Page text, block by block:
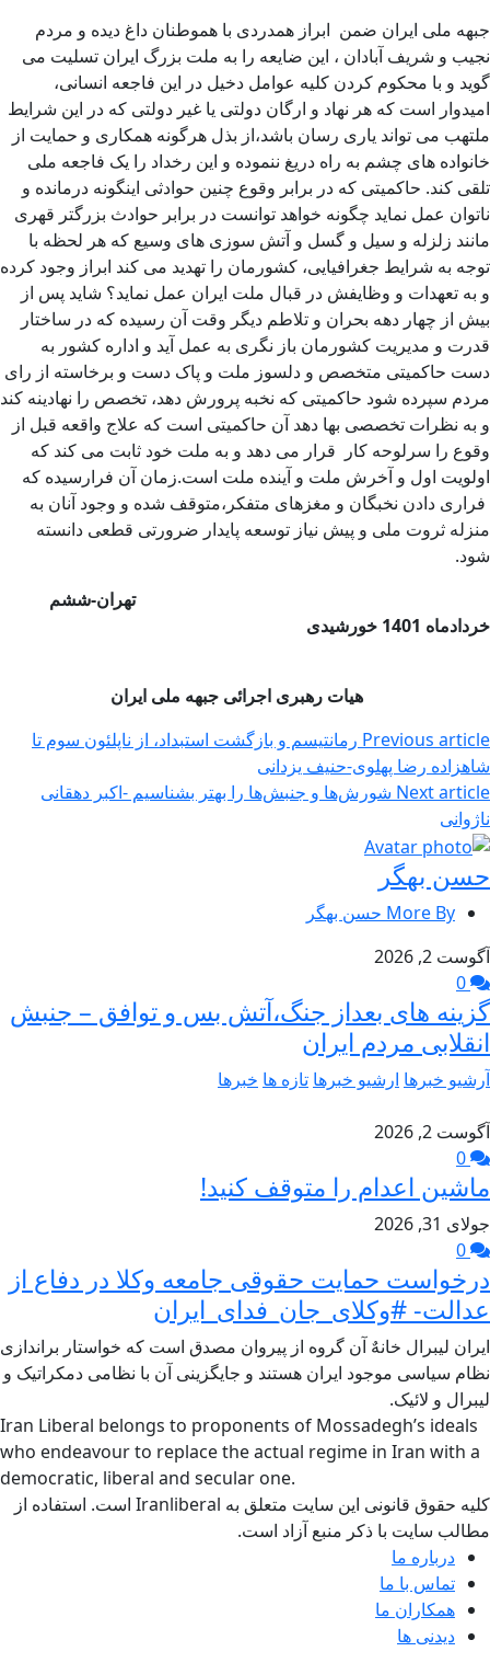
جبهه ملی ایران ضمن ابراز همدردی با هموطنان داغ دیده و مردم
نجیب و شریف آبادان ، این ضایعه را به ملت بزرگ ایران تسلیت می
گوید و با محکوم کردن کلیه عوامل دخیل در این فاجعه انسانی،
امیدوار است که هر نهاد و ارگان دولتی یا غیر دولتی که در این شرایط
ملتهب می تواند یاری رسان باشد،از بذل هرگونه همکاری و حمایت از
خانواده های چشم به راه دریغ ننموده و این رخداد را یک فاجعه ملی
تلقی کند. حاکمیتی که در برابر وقوع چنین حوادثی اینگونه درمانده و
ناتوان عمل نماید چگونه خواهد توانست در برابر حوادث بزرگتر قهری
مانند زلزله و سیل و گسل و آتش سوزی های وسیع که هر لحظه با
توجه به شرایط جغرافیایی، کشورمان را تهدید می کند ابراز وجود کرده
و به تعهدات و وظایفش در قبال ملت ایران عمل نماید؟ شاید پس از
بیش از چهار دهه بحران و تلاطم دیگر وقت آن رسیده که در ساختار
قدرت و مدیریت کشورمان باز نگری به عمل آید و اداره کشور به
دست حاکمیتی متخصص و دلسوز ملت و پاک دست و برخاسته از رای
مردم سپرده شود حاکمیتی که نخبه پرورش دهد، تخصص را نهادینه کند
و به نظرات تخصصی بها دهد آن حاکمیتی است که علاج واقعه قبل از
وقوع را سرلوحه کار قرار می دهد و به ملت خود ثابت می کند که
اولویت اول و آخرش ملت و آینده ملت است.زمان آن فرارسیده که
فراری دادن نخبگان و مغزهای متفکر،متوقف شده و وجود آنان به
منزله ثروت ملی و پیش نیاز توسعه پایدار ضرورتی قطعی دانسته
شود.
تهران-ششم
خردادماه 1401 خورشیدی
هیات رهبری اجرائی جبهه ملی ایران
Previous article رمانتیسم و بازگشت استبداد، از ناپلئون سوم تا
شاهزاده رضا پهلوی-حنیف یزدانی
Next article شورش‌ها و جنبش‌ها را بهتر بشناسیم -اکبر دهقانی
ناژوانی
حسن بهگر
More By حسن بهگر
آگوست 2, 2026
گزینه های بعداز جنگ،آتش بس و توافق – جنبش
انقلابی مردم ایران
آرشیو خبرها ارشیو خبرها تازه ها خبرها
آگوست 2, 2026
ماشین اعدام را متوقف کنید!
جولای 31, 2026
درخواست حمایت حقوقی جامعه وکلا در دفاع از
عدالت- #وکلای_جان_فدای_ایران
ایران لیبرال خانهٌ آن گروه از پیروان مصدق است که خواستار براندازی
نظام سیاسی موجود ایران هستند و جایگزینی آن با نظامی دمکراتیک و
لیبرال و لائیک.
Iran Liberal belongs to proponents of Mossadegh’s ideals
who endeavour to replace the actual regime in Iran with a
democratic, liberal and secular one.
کلیه حقوق قانونی این سایت متعلق به Iranliberal است. استفاده از
مطالب سایت با ذکر منبع آزاد است.
درباره ما
تماس با ما
همکاران ما
دیدنی ها